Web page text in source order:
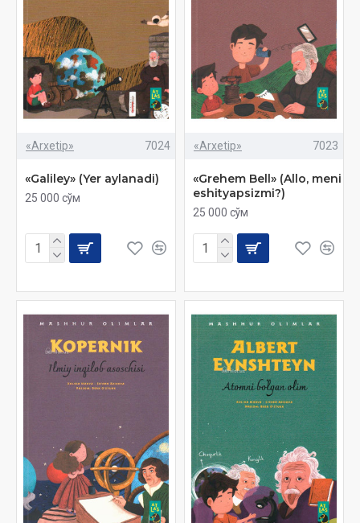
«Arxetip» 7024
«Galiley» (Yer aylanadi)
25 000 сўм
«Arxetip» 7023
«Grehem Bell» (Allo, meni
eshityapsizmi?)
25 000 сўм